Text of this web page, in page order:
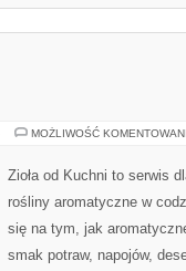
MOŻLIWOŚĆ
Zioła od Kuchni to serwis
rośliny aromatyczne w
się na tym, jak
smak potraw, napojów,